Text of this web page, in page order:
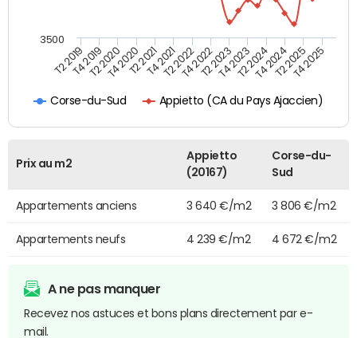
Corse-du-Sud Appietto (CA du Pays Ajaccien)
T2 2019T4 2019T2 2020T4 2020T2 2021T4 2021T2 2022T4 2022T2 2023T4 2023T2 2024T4 2024T2 2025T4 2025
3500
Prix au m2
Appietto
(20167)
Corse-du-
Sud
Appartements anciens 3 640 €/m2 3 806 €/m2
Appartements neufs 4 239 €/m2 4 672 €/m2
A ne pas manquer
Recevez nos astuces et bons plans directement par e-
mail.